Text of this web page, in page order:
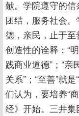
献。学院遵守的
团结，服务社会
德，亲民，止于至
创造性的诠释：“
践商业道德”；“亲
关系”；“至善”就
们认为，要培养“
经》开始。三井